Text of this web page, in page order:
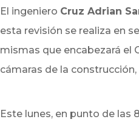
El ingeniero Cruz Adrian
esta revisión se realiza en
mismas que encabezará el
cámaras de la
Este lunes, en punto de las